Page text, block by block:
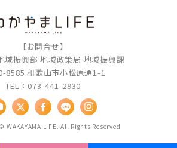
【お問合せ】
域振興部 地域政策局 地域振興課
8585 和歌山市小松原通1-1
TEL：073-441-2930
WAKAYAMA LIFE. All Rights Reserved